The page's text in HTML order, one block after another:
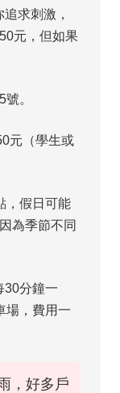
求刺激，
元，但如果
。
元（學生或
，假日可能
為季節不同
30分鐘一
場，費用一
，好多戶